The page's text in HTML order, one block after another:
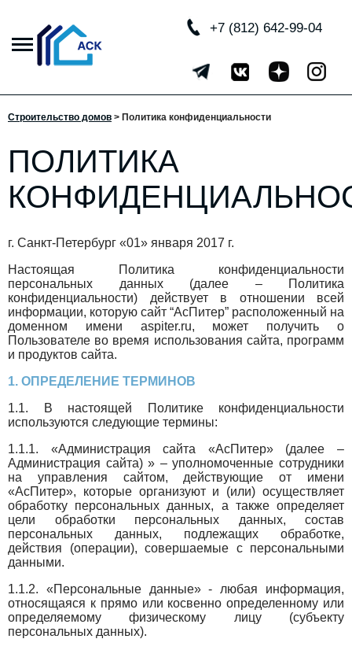
+7 (812) 642-99-04
Строительство домов > Политика конфиденциальности
ПОЛИТИКА
г. Санкт-Петербург «01» января 2017 г.
Настоящая Политика конфиденциальности
персональных данных (далее – Политика
конфиденциальности) действует в отношении всей
информации, которую сайт “АсПитер” расположенный на
доменном имени aspiter.ru, может получить о
Пользователе во время использования сайта, программ
и продуктов сайта.
1. ОПРЕДЕЛЕНИЕ ТЕРМИНОВ
1.1. В настоящей Политике конфиденциальности
используются следующие термины:
1.1.1. «Администрация сайта «АсПитер» (далее –
Администрация сайта) » – уполномоченные сотрудники
на управления сайтом, действующие от имени
«АсПитер», которые организуют и (или) осуществляет
обработку персональных данных, а также определяет
цели обработки персональных данных, состав
персональных данных, подлежащих обработке,
действия (операции), совершаемые с персональными
данными.
1.1.2. «Персональные данные» - любая информация,
относящаяся к прямо или косвенно определенному или
определяемому физическому лицу (субъекту
персональных данных).